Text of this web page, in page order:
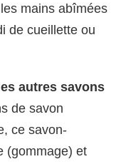
mains abîmées
de cueillette ou
autres savons
de savon
ce savon-
(gommage) et